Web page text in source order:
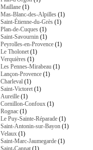
Maillane (1)
Mas-Blanc-des-Alpilles (1)
Saint-Étienne-du-Grès (1)
Plan-de-Cuques (1)
Saint-Savournin (1)
Peyrolles-en-Provence (1)
Le Tholonet (1)
Verquières (1)
Les Pennes-Mirabeau (1)
Lançon-Provence (1)
Charleval (1)
Saint-Victoret (1)
Aureille (1)
Cornillon-Confoux (1)
Rognac (1)
Le Puy-Sainte-Réparade (1)
Saint-Antonin-sur-Bayon (1)
Velaux (1)
Saint-Marc-Jaumegarde (1)
Saint-Cannat (1)